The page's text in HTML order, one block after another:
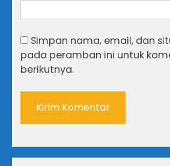
Simpan nama, email, dan
pada peramban ini untuk
berikutnya.